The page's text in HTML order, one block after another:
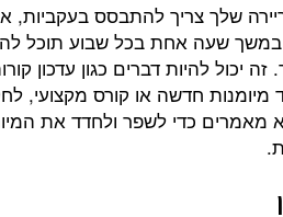
שלך צריך להתבסס
במשך שעה אחת בכל שבוע תוכל
יכול להיות דברים כגון עדכון
מיומנות חדשה או קורס מקצועי,
מאמרים כדי לשפר ולחדד את